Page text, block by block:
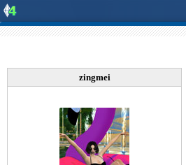
zingmei